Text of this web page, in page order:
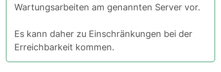
Wartungsarbeiten am genannten Server vor.
Es kann daher zu Einschränkungen bei der
Erreichbarkeit kommen.